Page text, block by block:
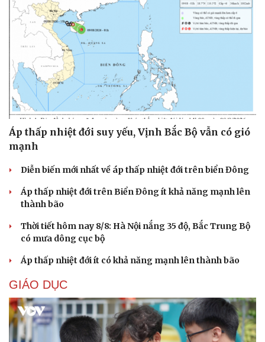
Cải chính
Áp thấp nhiệt đới suy yếu, Vịnh Bắc Bộ vẫn có gió
mạnh
Diễn biến mới nhất về áp thấp nhiệt đới trên biển Đông
Áp thấp nhiệt đới trên Biển Đông ít khả năng mạnh lên
thành bão
Thời tiết hôm nay 8/8: Hà Nội nắng 35 độ, Bắc Trung Bộ
có mưa dông cục bộ
Áp thấp nhiệt đới ít có khả năng mạnh lên thành bão
GIÁO DỤC